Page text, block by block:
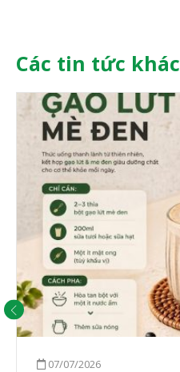
Các tin tức khác
07/07/2026